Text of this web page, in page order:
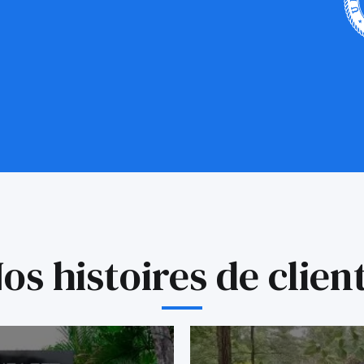
histoires de